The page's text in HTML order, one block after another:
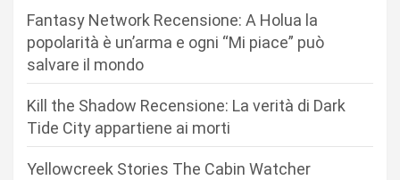
Fantasy Network Recensione: A Holua la
popolarità è un’arma e ogni “Mi piace” può
salvare il mondo
Kill the Shadow Recensione: La verità di Dark
Tide City appartiene ai morti
Yellowcreek Stories The Cabin Watcher